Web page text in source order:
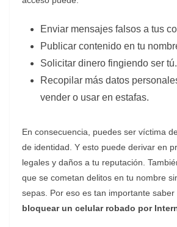
Enviar mensajes falsos a tus
Publicar contenido en tu
Solicitar dinero fingiendo ser tú.
Recopilar más datos
vender o usar en estafas.
En consecuencia, puedes ser víctima
de identidad. Y esto puede derivar en
legales y daños a tu reputación.
que se cometan delitos en tu nombre
sepas. Por eso es tan importante saber
bloquear un celular robado por